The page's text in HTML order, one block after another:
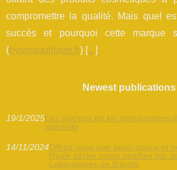
compromettre la qualité. Mais quel
succès et pourquoi cette marque
( bysmaquillage.fr) [...]
Newest publications
19/1/2025Les piscines en kit: témoignages
satisfaits
14/11/2024Offrez-vous une peau douce et
l'huile sèche corps certifiée bio
Laboratoires de Biarritz